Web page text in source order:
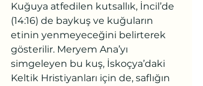
Kuğuya atfedilen kutsallık, İncil’de
(14:16) de baykuş ve kuğuların
etinin yenmeyeceğini belirterek
gösterilir. Meryem Ana’yı
simgeleyen bu kuş, İskoçya’daki
Keltik Hristiyanları için de, saflığın